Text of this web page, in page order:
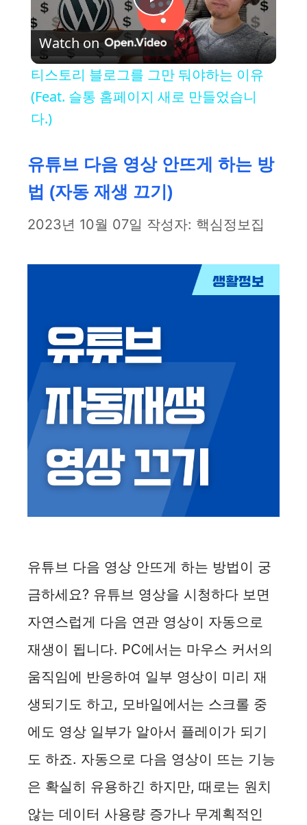
P
l
a
V
i
d
o
Watch on
티스토리 블로그를 그만 둬야하는 이유
(Feat. 슬통 홈페이지 새로 만들었습니
다.)
유튜브 다음 영상 안뜨게 하는 방
법 (자동 재생 끄기)
2023년 10월 07일 작성자: 핵심정보집
유튜브 다음 영상 안뜨게 하는 방법이 궁
금하세요? 유튜브 영상을 시청하다 보면
자연스럽게 다음 연관 영상이 자동으로
재생이 됩니다. PC에서는 마우스 커서의
움직임에 반응하여 일부 영상이 미리 재
생되기도 하고, 모바일에서는 스크롤 중
에도 영상 일부가 알아서 플레이가 되기
도 하죠. 자동으로 다음 영상이 뜨는 기능
은 확실히 유용하긴 하지만, 때로는 원치
않는 데이터 사용량 증가나 무계획적인